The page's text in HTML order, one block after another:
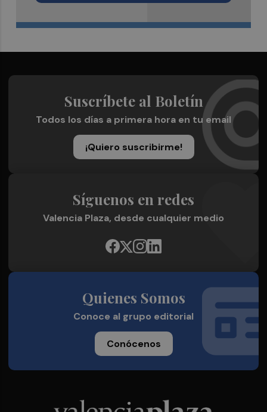
Suscríbete al Boletín
Todos los días a primera hora en tu email
¡Quiero suscribirme!
Síguenos en redes
Valencia Plaza, desde cualquier medio
Quienes Somos
Conoce al grupo editorial
Conócenos